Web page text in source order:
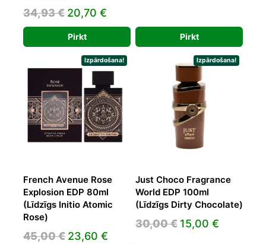
34,93€ Original
price
was:
34,93 €.
20,70 €
price
is:
20,70 €.
Pirkt Pirkt
Izpārdošana!
French Avenue Rose
Explosion EDP 80ml
(Līdzīgs Initio Atomic
Rose)
45,00€ Original
23,60 €
Izpārdošana!
Just Choco Fragrance
World EDP 100ml
(Līdzīgs Dirty Chocolate)
30,00€ Original
15,00 €